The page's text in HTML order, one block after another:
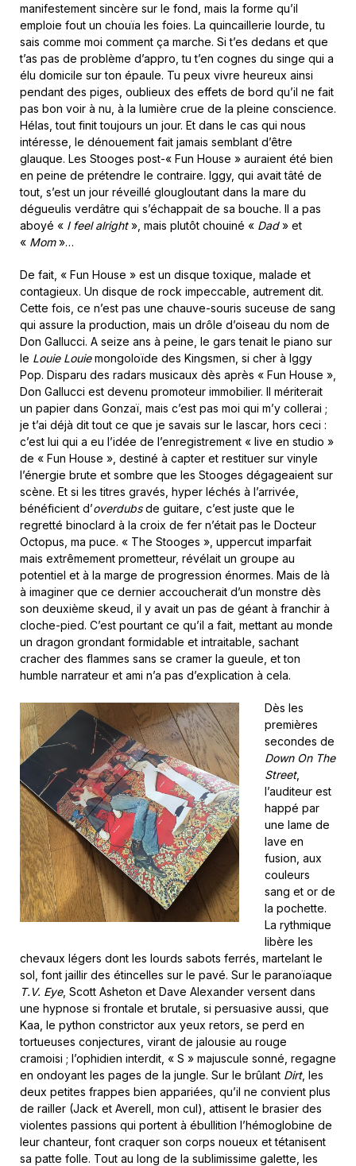
manifestement sincère sur le fond, mais la forme qu’il
emploie fout un chouïa les foies. La quincaillerie lourde, tu
sais comme moi comment ça marche. Si t’es dedans et que
t’as pas de problème d’appro, tu t’en cognes du singe qui a
élu domicile sur ton épaule. Tu peux vivre heureux ainsi
pendant des piges, oublieux des effets de bord qu’il ne fait
pas bon voir à nu, à la lumière crue de la pleine conscience.
Hélas, tout finit toujours un jour. Et dans le cas qui nous
intéresse, le dénouement fait jamais semblant d’être
glauque. Les Stooges post-« Fun House » auraient été bien
en peine de prétendre le contraire. Iggy, qui avait tâté de
tout, s’est un jour réveillé glougloutant dans la mare du
dégueulis verdâtre qui s’échappait de sa bouche. Il a pas
aboyé « I feel alright», mais plutôt chouiné « Dad» et
« Mom»…
De fait, « Fun House » est un disque toxique, malade et
contagieux. Un disque de rock impeccable, autrement dit.
Cette fois, ce n’est pas une chauve-souris suceuse de sang
qui assure la production, mais un drôle d’oiseau du nom de
Don Gallucci. A seize ans à peine, le gars tenait le piano sur
le Louie Louiemongoloïde des Kingsmen, si cher à Iggy
Pop. Disparu des radars musicaux dès après « Fun House »,
Don Gallucci est devenu promoteur immobilier. Il mériterait
un papier dans Gonzaï, mais c’est pas moi qui m’y collerai ;
je t’ai déjà dit tout ce que je savais sur le lascar, hors ceci :
c’est lui qui a eu l’idée de l’enregistrement « live en studio »
de « Fun House », destiné à capter et restituer sur vinyle
l’énergie brute et sombre que les Stooges dégageaient sur
scène. Et si les titres gravés, hyper léchés à l’arrivée,
bénéficient d’overdubsde guitare, c’est juste que le
regretté binoclard à la croix de fer n’était pas le Docteur
Octopus, ma puce. « The Stooges », uppercut imparfait
mais extrêmement prometteur, révélait un groupe au
potentiel et à la marge de progression énormes. Mais de là
à imaginer que ce dernier accoucherait d’un monstre dès
son deuxième skeud, il y avait un pas de géant à franchir à
cloche-pied. C’est pourtant ce qu’il a fait, mettant au monde
un dragon grondant formidable et intraitable, sachant
cracher des flammes sans se cramer la gueule, et ton
humble narrateur et ami n’a pas d’explication à cela.
Dès les
premières
secondes de
Down On The
Street,
l’auditeur est
happé par
une lame de
lave en
fusion, aux
couleurs
sang et or de
la pochette.
La rythmique
libère les
chevaux légers dont les lourds sabots ferrés, martelant le
sol, font jaillir des étincelles sur le pavé. Sur le paranoïaque
T.V. Eye, Scott Asheton et Dave Alexander versent dans
une hypnose si frontale et brutale, si persuasive aussi, que
Kaa, le python constrictor aux yeux retors, se perd en
tortueuses conjectures, virant de jalousie au rouge
cramoisi ; l’ophidien interdit, « S » majuscule sonné, regagne
en ondoyant les pages de la jungle. Sur le brûlant Dirt, les
deux petites frappes bien appariées, qu’il ne convient plus
de railler (Jack et Averell, mon cul), attisent le brasier des
violentes passions qui portent à ébullition l’hémoglobine de
leur chanteur, font craquer son corps noueux et tétanisent
sa patte folle. Tout au long de la sublimissime galette, les